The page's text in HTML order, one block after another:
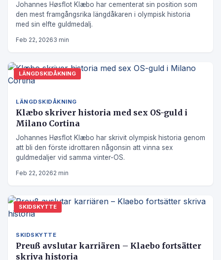
Johannes Høsflot Klæbo har cementerat sin position som
den mest framgångsrika längdåkaren i olympisk historia
med sin elfte guldmedalj.
Feb 22, 20263 min
LÄNGDSKIDÅKNING
LÄNGDSKIDÅKNING
Klæbo skriver historia med sex OS-guld i
Milano Cortina
Johannes Høsflot Klæbo har skrivit olympisk historia genom
att bli den förste idrottaren någonsin att vinna sex
guldmedaljer vid samma vinter-OS.
Feb 22, 20262 min
SKIDSKYTTE
SKIDSKYTTE
Preuß avslutar karriären – Klaebo fortsätter
skriva historia